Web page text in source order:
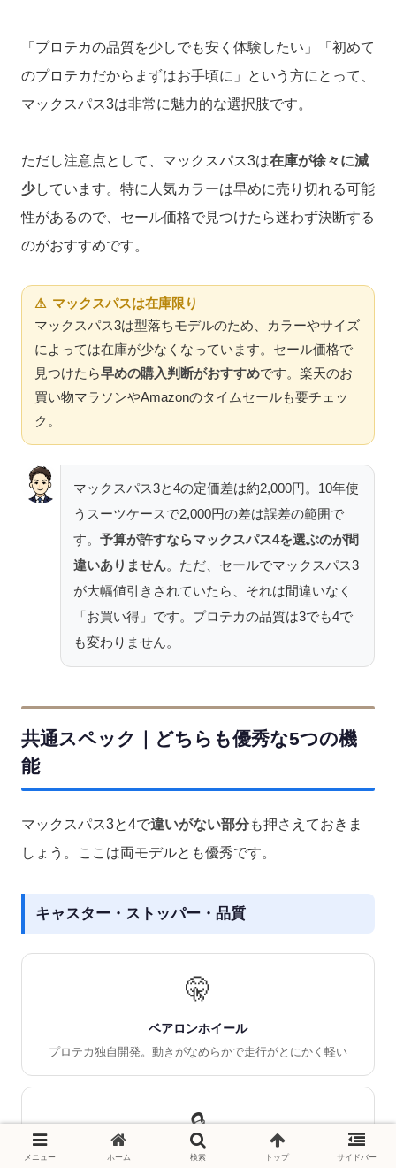
「プロテカの品質を少しでも安く体験したい」「初めて
のプロテカだからまずはお手頃に」という方にとって、
マックスパス3は非常に魅力的な選択肢です。
ただし注意点として、マックスパス3は在庫が徐々に減
少しています。特に人気カラーは早めに売り切れる可能
性があるので、セール価格で見つけたら迷わず決断する
のがおすすめです。
⚠ マックスパス3は在庫限り
マックスパス3は型落ちモデルのため、カラーやサイズ
によっては在庫が少なくなっています。セール価格で
見つけたら早めの購入判断がおすすめです。楽天のお
買い物マラソンやAmazonのタイムセールも要チェッ
ク。
マックスパス3と4の定価差は約2,000円。10年使
うスーツケースで2,000円の差は誤差の範囲で
す。 予算が許すならマックスパス4を選ぶのが間
違いありません。ただ、セールでマックスパス3
が大幅値引きされていたら、それは間違いなく
「お買い得」です。プロテカの品質は3でも4で
も変わりません。
共通スペック｜どちらも優秀な5つの機
能
マックスパス3と4で違いがない部分も押さえておきま
しょう。ここは両モデルとも優秀です。
キャスター・ストッパー・品質
🤫
ベアロンホイール
プロテカ独自開発。動きがなめらかで走行がとにかく軽い
🔒
マジックストップ
メニュー ホーム 検索 トップ サイドバー